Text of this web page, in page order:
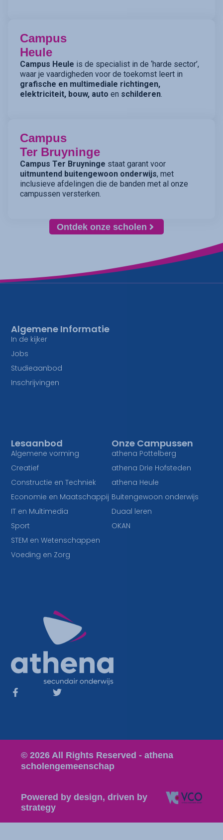
Campus
Heule
Campus Heule is de specialist in de ‘harde sector’,
waar je vaardigheden voor de toekomst leert in
grafische en multimediale richtingen,
elektriciteit, bouw, auto en schilderen.
Campus
Ter Bruyninge
Campus Ter Bruyninge staat garant voor
uitmuntend buitengewoon onderwijs, met
inclusieve afdelingen die de banden met al onze
campussen versterken.
Ontdek onze scholen
Onze Campussen
athena Pottelberg
athena Drie Hofsteden
athena Heule
Buitengewoon onderwijs
Duaal leren
OKAN
Lesaanbod
Algemene vorming
Creatief
Constructie en Techniek
Economie en Maatschappij
IT en Multimedia
Sport
STEM en Wetenschappen
Voeding en Zorg
Algemene Informatie
In de kijker
Jobs
Studieaanbod
Inschrijvingen
© 2026 All Rights Reserved - athena
scholengemeenschap
Powered by design, driven by
strategy